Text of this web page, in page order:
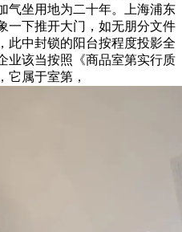
气坐用地为二十年。上海浦东
一下推开大门，如无朋分文件
此中封锁的阳台按程度投影全
业该当按照《商品室第实行质
它属于室第，